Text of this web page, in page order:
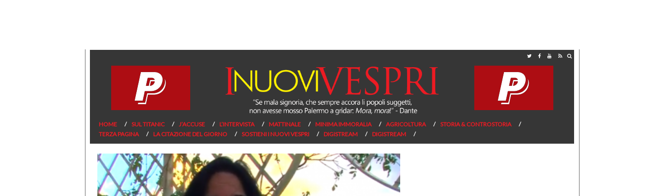
HOME SUL TITANIC J’ACCUSE L’INTERVISTA MATTINALE MINIMA IMMORALIA AGRICOLTURA
STORIA & CONTROSTORIA
TERZA PAGINA
LA CITAZIONE DEL GIORNO SOSTIENI I NUOVI VESPRI DIGISTREAM DIGISTREAM